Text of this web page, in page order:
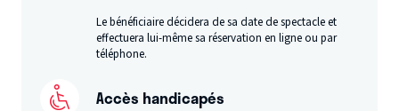
Le bénéficiaire décidera de sa date de spectacle et
effectuera lui-même sa réservation en ligne ou par
téléphone.
Accès handicapés